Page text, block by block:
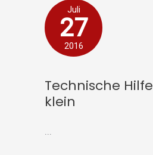
Juli
27
2016
Technische Hilfe
klein
Technische
Hilfe
klein